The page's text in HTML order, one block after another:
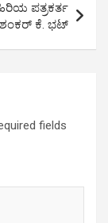
ಪತ್ರಕರ್ತ
ಕೆ. ಭಟ್
fields